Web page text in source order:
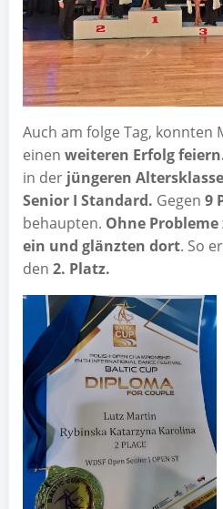
Auch am fol­ge Tag, konn­ten
einen wei­te­ren Erfolg
in der jün­ge­ren
Seni­or I Stan­dard. Gegen 9
behaup­ten. Ohne
ein und glänz­ten dort. So
den 2. Platz.